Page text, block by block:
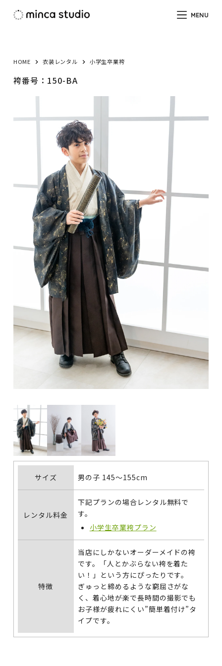
コ
ツ
へ
ス
ッ
MENU
HOME 衣装レンタル 小学生卒業袴
袴番号：150-BA
サイズ 男の子 145～155cm
レンタル料金
下記プランの場合レンタル無料で
す。
小学生卒業袴プラン
特徴
当店にしかないオーダーメイドの袴
です。「人とかぶらない袴を着た
い！」という方にぴったりです。
ぎゅっと締めるような窮屈さがな
く、着心地が楽で長時間の撮影でも
お子様が疲れにくい”簡単着付け”タ
イプです。